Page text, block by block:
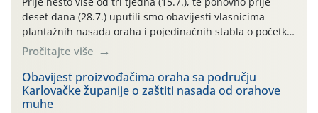
deset dana (28.7.) uputili smo obavijesti vlasnicima
plantažnih nasada oraha i pojedinačnih stabla o početku
leta i ovogodišnjoj potrebi usmjerenog suzbijanja
orahove muhe (Rhagoletis completa)! Već dvanaest dana
traje drugi ovogodišnji “toplinski udar”, koji naročito
izražen zadnja šest dana (31.7.-05.8.), jer najviše
temperature zraka svakodnevno […]
Pročitajte više
Obavijest proizvođačima oraha sa području
Karlovačke županije o zaštiti nasada od orahove
muhe